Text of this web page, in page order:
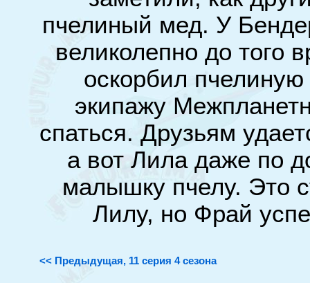
пчелиный мед. У
великолепно до того
оскорбил пчелиную
экипажу
спаться. Друзьям
а вот Лила даже по
малышку пчелу. Это
Лилу, но Фрай
<< Предыдущая, 11 серия 4 сезона